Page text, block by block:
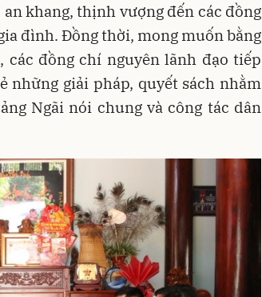
khang, thịnh vượng đến các đồng
đình. Đồng thời, mong muốn bằng
đồng chí nguyên lãnh đạo tiếp
những giải pháp, quyết sách nhằm
Ngãi nói chung và công tác dân